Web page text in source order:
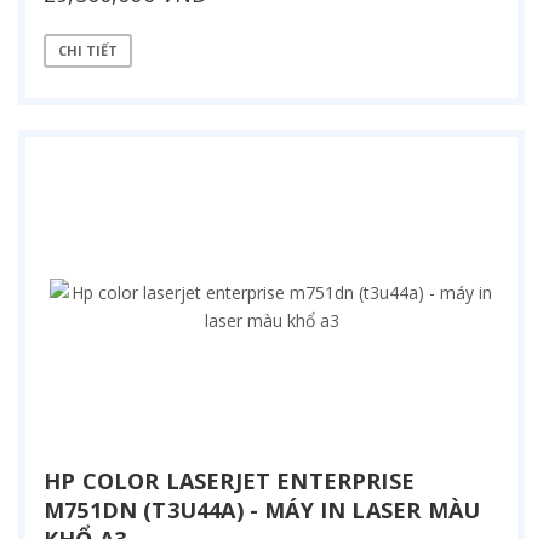
CHI TIẾT
HP COLOR LASERJET ENTERPRISE
M751DN (T3U44A) - MÁY IN LASER MÀU